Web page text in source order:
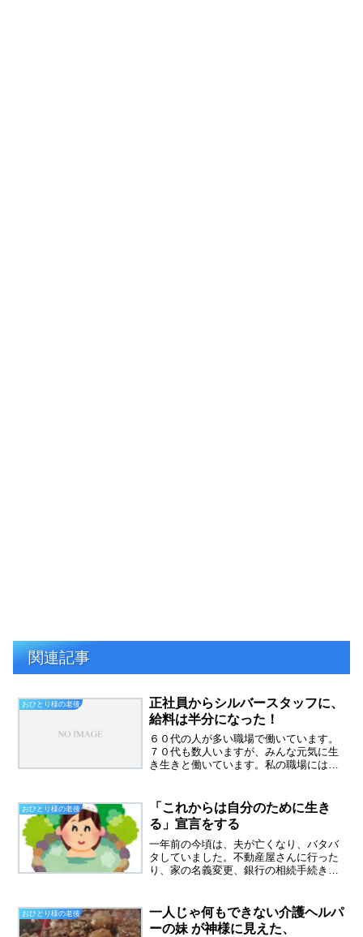
関連記事
おひとり様の老後
正社員からシルバースタッフに、
給料は半分になった！
６０代の人が多い職場で働いています。
７０代も数人いますが、みんな元気に生
き生きと働いています。私の職場には定
結んでいます。ようするに働けるうち
は、いつまでも働いていいよ...
おひとり様の老後
「これからは自分のために生き
る」宣言をする
一年前の今頃は、夫が亡くなり、バタバ
タしていました。不動産屋さんに行った
り、家の名義変更、銀行の相続手続き
たちに助けてもらうことはほとんどな
く、一人でやりました。家の売...
おひとり様の老後
一人じゃ何もできない介護ヘルパ
ーの妹 が神様に見えた、